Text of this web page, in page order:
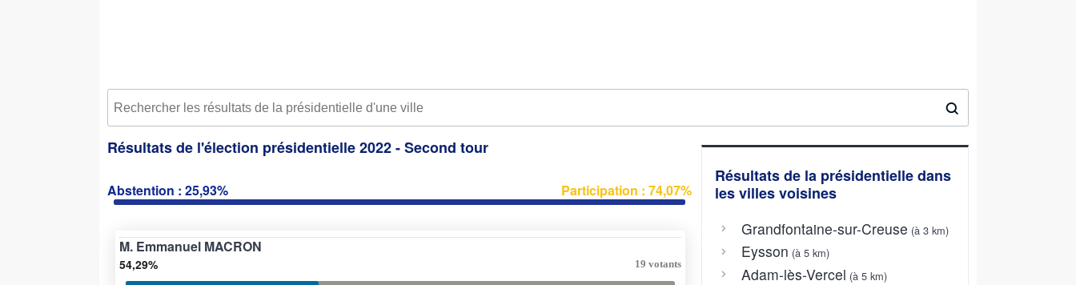
Résultats de l'élection présidentielle 2022 - Second tour
Abstention : 25,93% Participation : 74,07%
M. Emmanuel MACRON
54,29% 19 votants
Résultats de la présidentielle dans
les villes voisines
Grandfontaine-sur-Creuse (à 3 km)
Eysson (à 5 km)
Adam-lès-Vercel (à 5 km)